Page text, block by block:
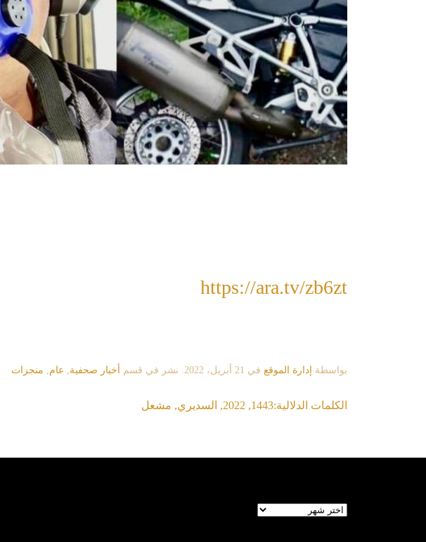
https://ara.tv/zb6zt
بواسطة إدارة الموقع في 21 أبريل، 2022 . نشر في قسم أخبار صحفية عام منجزات
الكلمات الدلالية:1443
,
2022
, السديري, مشعل
الأرشيف